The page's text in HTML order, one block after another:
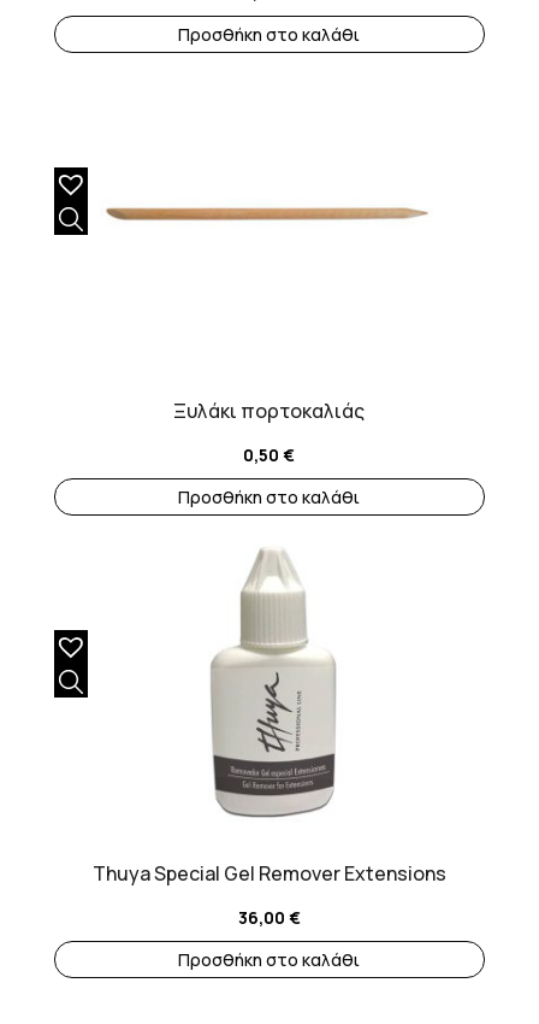
Προσθήκη στο καλάθι
Ξυλάκι πορτοκαλιάς
0,50€
Προσθήκη στο καλάθι
Thuya Special Gel Remover Extensions
36,00 €
Προσθήκη στο καλάθι